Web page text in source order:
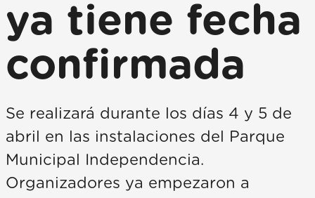
ya tiene fecha
confirmada
Se realizará durante los días 4 y 5 de
abril en las instalaciones del Parque
Municipal Independencia.
Organizadores ya empezaron a